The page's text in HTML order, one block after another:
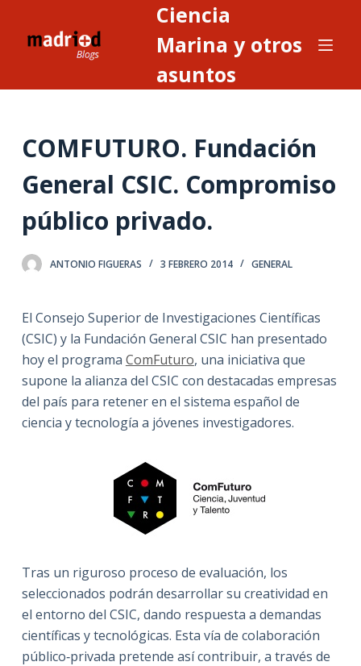
e
d
o
Ciencia
Marina y otros
asuntos
COMFUTURO. Fundación
General CSIC. Compromiso
público privado.
ANTONIO FIGUERAS 3 FEBRERO 2014 GENERAL
El Consejo Superior de Investigaciones Científicas
(CSIC) y la Fundación General CSIC han presentado
hoy el programa ComFuturo, una iniciativa que
supone la alianza del CSIC con destacadas empresas
del país para retener en el sistema español de
ciencia y tecnología a jóvenes investigadores.
Tras un riguroso proceso de evaluación, los
seleccionados podrán desarrollar su creatividad en
el entorno del CSIC, dando respuesta a demandas
científicas y tecnológicas. Esta vía de colaboración
público‐privada pretende así contribuir, a través de